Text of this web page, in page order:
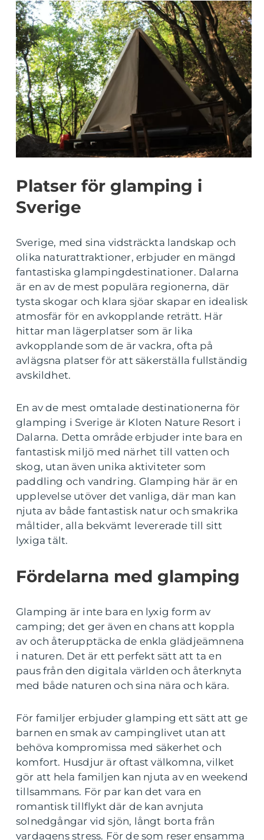
Platser för glamping i
Sverige
Sverige, med sina vidsträckta landskap och
olika naturattraktioner, erbjuder en mängd
fantastiska glampingdestinationer. Dalarna
är en av de mest populära regionerna, där
tysta skogar och klara sjöar skapar en idealisk
atmosfär för en avkopplande reträtt. Här
hittar man lägerplatser som är lika
avkopplande som de är vackra, ofta på
avlägsna platser för att säkerställa fullständig
avskildhet.
En av de mest omtalade destinationerna för
glamping i Sverige är Kloten Nature Resort i
Dalarna. Detta område erbjuder inte bara en
fantastisk miljö med närhet till vatten och
skog, utan även unika aktiviteter som
paddling och vandring. Glamping här är en
upplevelse utöver det vanliga, där man kan
njuta av både fantastisk natur och smakrika
måltider, alla bekvämt levererade till sitt
lyxiga tält.
Fördelarna med glamping
Glamping är inte bara en lyxig form av
camping; det ger även en chans att koppla
av och återupptäcka de enkla glädjeämnena
i naturen. Det är ett perfekt sätt att ta en
paus från den digitala världen och återknyta
med både naturen och sina nära och kära.
För familjer erbjuder glamping ett sätt att ge
barnen en smak av campinglivet utan att
behöva kompromissa med säkerhet och
komfort. Husdjur är oftast välkomna, vilket
gör att hela familjen kan njuta av en weekend
tillsammans. För par kan det vara en
romantisk tillflykt där de kan avnjuta
solnedgångar vid sjön, långt borta från
vardagens stress. För de som reser ensamma